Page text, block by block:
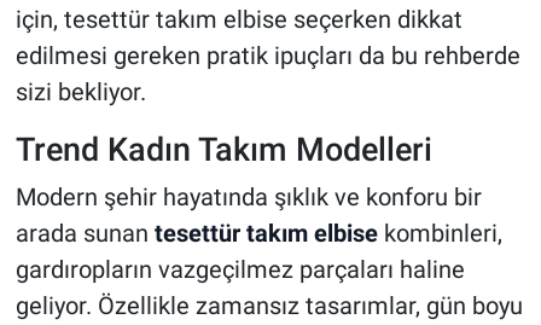
için, tesettür takım elbise seçerken dikkat
edilmesi gereken pratik ipuçları da bu rehberde
sizi bekliyor.
Trend Kadın Takım Modelleri
Modern şehir hayatında şıklık ve konforu bir
arada sunan tesettür takım elbise kombinleri,
gardıropların vazgeçilmez parçaları haline
geliyor. Özellikle zamansız tasarımlar, gün boyu